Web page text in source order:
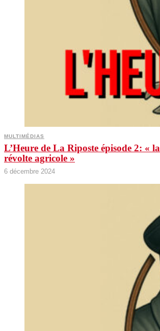
MULTIMÉDIAS
L’Heure de La Riposte épisode 2: « la
révolte agricole »
6 décembre 2024